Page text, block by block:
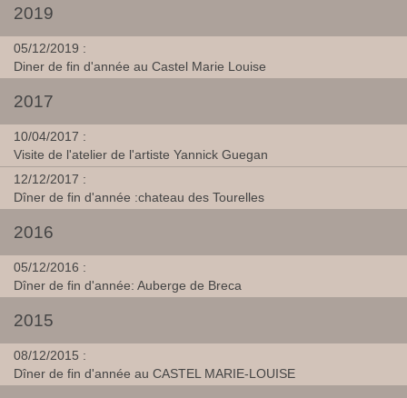
2019
05/12/2019 :
Diner de fin d'année au Castel Marie Louise
2017
10/04/2017 :
Visite de l'atelier de l'artiste Yannick Guegan
12/12/2017 :
Dîner de fin d'année :chateau des Tourelles
2016
05/12/2016 :
Dîner de fin d'année: Auberge de Breca
2015
08/12/2015 :
Dîner de fin d'année au CASTEL MARIE-LOUISE